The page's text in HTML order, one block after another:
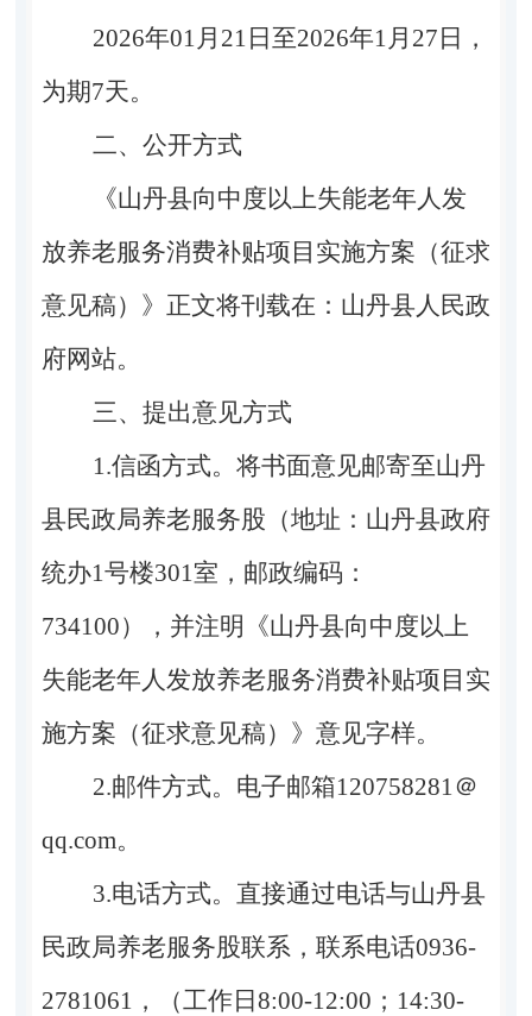
2026年01 月 21 日至2026年1 月 27 日，
为期7天。
二、公开方式
《山丹县向中度以上失能老年人发
放养老服务消费补贴项目实施方案 （征求
意见稿） 》 正文将刊载在：山丹县人民政
府网站。
三、提出意见方式
1.信函方式。将书面意见邮寄至山丹
县民政局养老服务股（地址：山丹县政府
统办1号楼301 室，邮政编码：
734100），并注明《山丹县向中度以上
失能老年人发放养老服务消费补贴项目实
施方案（征求意见稿）》意见字样。
2.邮件方式。电子邮箱1 20758281 ＠
qq.com。
3.电话方式。直接通过电话与山丹县
民政局养老服务股联系，联系电话0936-
2781061 ，（工作日 8:00-12:00 ； 14:30-